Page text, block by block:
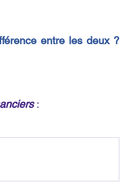
entre les deux ?
: